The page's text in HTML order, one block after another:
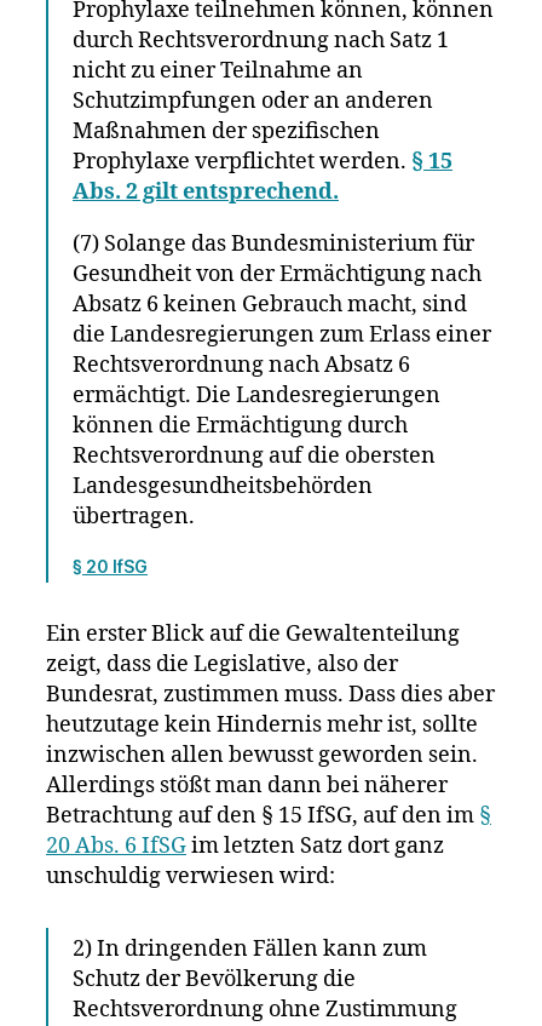
Prophylaxe teilnehmen können, können
durch Rechtsverordnung nach Satz 1
nicht zu einer Teilnahme an
Schutzimpfungen oder an anderen
Maßnahmen der spezifischen
Prophylaxe verpflichtet werden. § 15
Abs. 2 gilt entsprechend.
(7) Solange das Bundesministerium für
Gesundheit von der Ermächtigung nach
Absatz 6 keinen Gebrauch macht, sind
die Landesregierungen zum Erlass einer
Rechtsverordnung nach Absatz 6
ermächtigt. Die Landesregierungen
können die Ermächtigung durch
Rechtsverordnung auf die obersten
Landesgesundheitsbehörden
übertragen.
§ 20 IfSG
Ein erster Blick auf die Gewaltenteilung
zeigt, dass die Legislative, also der
Bundesrat, zustimmen muss. Dass dies aber
heutzutage kein Hindernis mehr ist, sollte
inzwischen allen bewusst geworden sein.
Allerdings stößt man dann bei näherer
Betrachtung auf den § 15 IfSG, auf den im §
20 Abs. 6 IfSGim letzten Satz dort ganz
unschuldig verwiesen wird:
2) In dringenden Fällen kann zum
Schutz der Bevölkerung die
Rechtsverordnung ohne Zustimmung